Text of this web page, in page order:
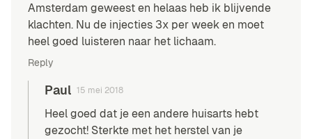
Amsterdam geweest en helaas heb ik blijvende
klachten. Nu de injecties 3x per week en moet
heel goed luisteren naar het lichaam.
Reply
Paul 15 mei 2018
Heel goed dat je een andere huisarts hebt
gezocht! Sterkte met het herstel van je